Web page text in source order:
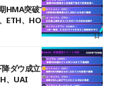
HMA突破で雲下端を目指す
ETH、HOME
ダウ成立で下値追う展開
、UAI